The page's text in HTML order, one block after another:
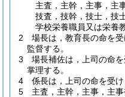
主査，主幹，主事，主
技査，技幹，技士，技
学校栄養職員又は栄養
2
場長は，教育長の命を
監督する。
3
場長補佐は，上司の命
掌理する。
4
係長は，上司の命を受け
5
主査，主幹，主事，主